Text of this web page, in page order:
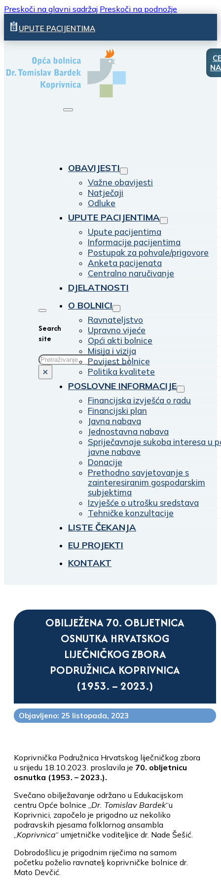
Preskoči na glavni sadržaj Preskoči na podnožje
UPUTE PACIJENTIMA
Search
site
Traži
×
OBAVIJESTI
Važne obavijesti
Natječaji
Odluke
UPUTE PACIJENTIMA
Upute pacijentima
Informacije pacijentima
Postupak za pohvale/prigovore
Anketa pacijenata
Centralno naručivanje
DJELATNOSTI
O BOLNICI
Ravnateljstvo
Upravno vijeće
Opći akti bolnice
Misija i vizija
Povijest bolnice
Politika kvalitete
POSLOVNE INFORMACIJE
Financijska izvješća o radu
Financijski plan
Javna nabava
Jednostavna nabava
Spriječavnaje sukoba interesa u
javne nabave
Donacije
Prethodno savjetovanje s
zainteresiranim gospodarskim
subjektima
Izvješće o utrošku sredstava
Tehničke konzultacije
LISTE ČEKANJA
EU PROJEKTI
KONTAKT
OBILJEŽENA 70. OBLJETNICA
OSNUTKA HRVATSKOG
LIJEČNIČKOG ZBORA
PODRUŽNICA KOPRIVNICA
(1953. – 2023.)
Objavljeno: 25 listopada, 2023
Koprivnička Podružnica Hrvatskog liječničkog zbora
u srijedu 18.10.2023. proslavila je 70. obljetnicu
osnutka (1953. – 2023.).
Svečano obilježavanje održano u Edukacijskom
centru Opće bolnice „ Dr. Tomislav Bardek“u
Koprivnici, započelo je prigodno uz nekoliko
podravskih pjesama folklornog ansambla
Koprivnica“ umjetničke voditeljice dr. Nade Šešić.
Dobrodošlicu je prigodnim riječima na samom
početku poželio ravnatelj koprivničke bolnice dr.
Mato Devčić.